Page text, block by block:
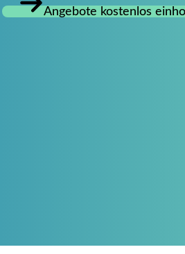
Angebote kostenlos